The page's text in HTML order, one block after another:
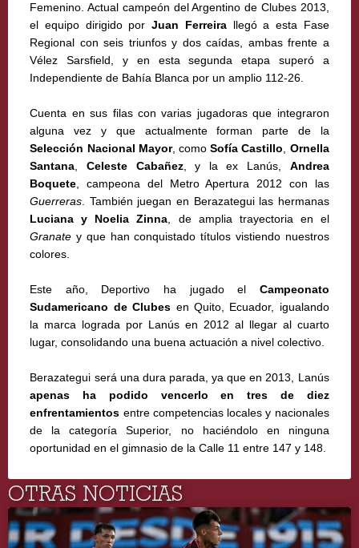
Femenino. Actual campeón del Argentino de Clubes 2013,
el equipo dirigido porJuan Ferreirallegó a esta Fase
Regional con seis triunfos y dos caídas, ambas frente a
Vélez Sarsfield, y en esta segunda etapa superó a
Independiente de Bahía Blanca por un amplio 112-26.
Cuenta en sus filas con varias jugadoras que integraron
alguna vez y que actualmente forman parte de la
Selección Nacional Mayor, comoSofía Castillo, Ornella
Santana, Celeste Cabañez, y la ex Lanús, Andrea
Boquete, campeona del Metro Apertura 2012 con las
Guerreras. También juegan en Berazategui las hermanas
Luciana y Noelia Zinna, de amplia trayectoria en el
Granate y que han conquistado títulos vistiendo nuestros
colores.
Este año, Deportivo ha jugado el Campeonato
Sudamericano de Clubes en Quito, Ecuador, igualando
la marca lograda por Lanús en 2012 al llegar al cuarto
lugar, consolidando una buena actuación a nivel colectivo.
Berazategui será una dura parada, ya que en 2013, Lanús
apenas ha podido vencerlo en tres de diez
enfrentamientos entre competencias locales y nacionales
de la categoría Superior, no haciéndolo en ninguna
oportunidad en el gimnasio de la Calle 11 entre 147 y 148.
OTRAS NOTICIAS